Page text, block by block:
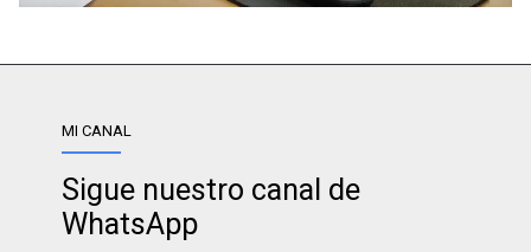
MI CANAL
Sigue nuestro canal de
WhatsApp